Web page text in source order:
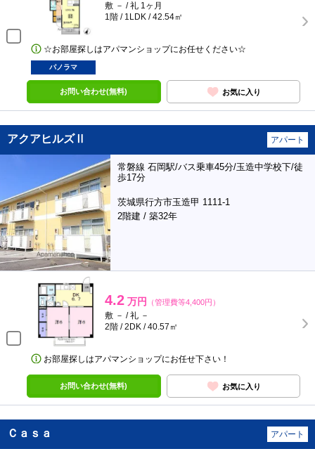
敷 － / 礼 1ヶ月
1階 / 1LDK / 42.54㎡
☆お部屋探しはアパマンショップにお任せください☆
パノラマ
お問い合わせ(無料) お気に入り
アクアヒルズⅡ アパート
常磐線 石岡駅/バス乗車45分/玉造中学校下/徒
歩17分
茨城県行方市玉造甲 1111-1
2階建 / 築32年
4.2 万円 （管理費等4,400円）
敷 － / 礼 －
2階 / 2DK / 40.57㎡
お部屋探しはアパマンショップにお任せ下さい！
お問い合わせ(無料) お気に入り
Ｃａｓａ アパート